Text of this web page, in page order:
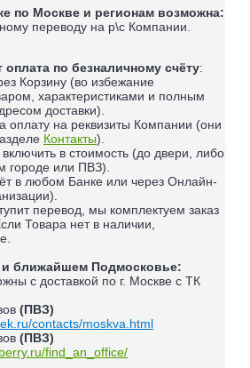
по Москве и регионам возможна:
переводу на р\с Компании.
оплата по безналичному счёту:
Корзину (во избежание
характеристиками и полным
доставки).
оплату на реквизиты Компании (они
Контакты).
в стоимость (до двери, либо
городе или ПВЗ).
в любом Банке или через Онлайн-
перевод, мы комплектуем заказ
Товара нет в наличии,
и ближайшем Подмосковье:
с доставкой по г. Москве с ТК
(ПВЗ)
contacts/moskva.html
(ПВЗ)
find_an_office/